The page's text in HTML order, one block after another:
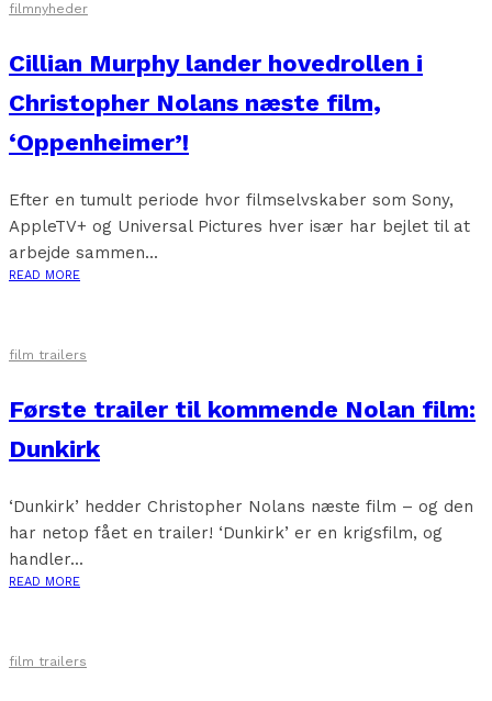
filmnyheder
Cillian Murphy lander hovedrollen i
Christopher Nolans næste film,
‘Oppenheimer’!
Efter en tumult periode hvor filmselvskaber som Sony,
AppleTV+ og Universal Pictures hver især har bejlet til at
arbejde sammen...
READ MORE
film trailers
Første trailer til kommende Nolan film:
Dunkirk
‘Dunkirk’ hedder Christopher Nolans næste film – og den
har netop fået en trailer! ‘Dunkirk’ er en krigsfilm, og
handler...
READ MORE
film trailers